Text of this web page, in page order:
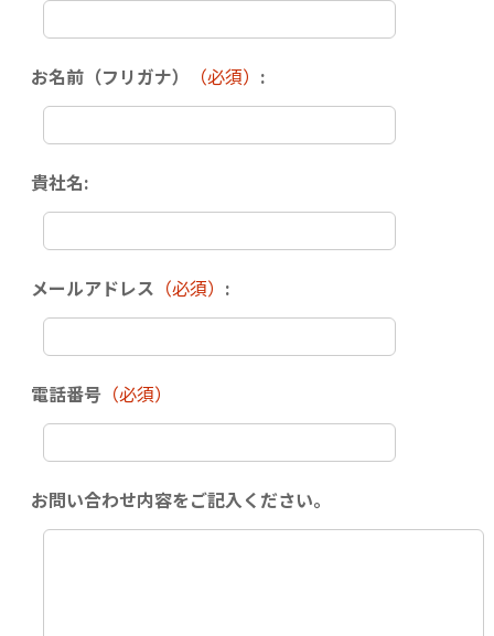
お名前（フリガナ） （必須） :
貴社名:
メールアドレス （必須） :
電話番号 （必須）
お問い合わせ内容をご記入ください。